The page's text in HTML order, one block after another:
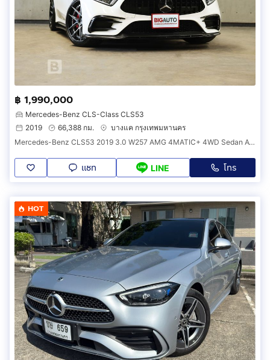
฿ 1,990,000
Mercedes-Benz CLS-Class CLS53
2019
66,388 กม.
บางแค กรุงเทพมหานคร
Mercedes-Benz CLS53 2019 3.0 W257 AMG 4MATIC+ 4WD Sedan AT (ปี 18-24) B93
แชท LINE โทร
HOT